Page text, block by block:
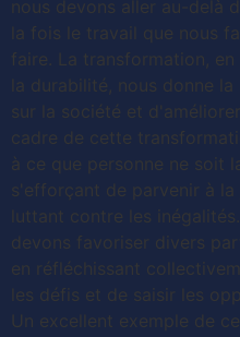
nous devons aller au-delà
la fois le travail que nous
faire. La transformation,
la durabilité, nous donne
sur la société et
cadre de cette
à ce que personne ne soit
s'efforçant de parvenir à
luttant contre les
devons favoriser divers
en réfléchissant
les défis et de saisir les
Un excellent exemple de